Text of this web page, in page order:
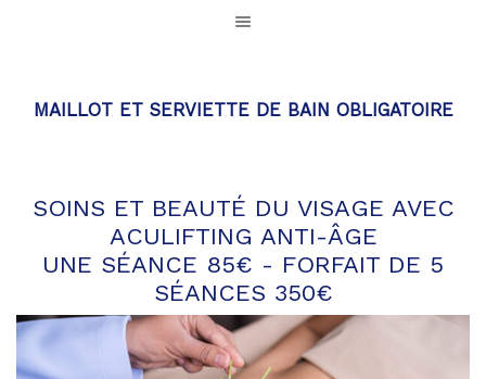
MAILLOT ET SERVIETTE DE BAIN OBLIGATOIRE
SOINS ET BEAUTÉ DU VISAGE AVEC
ACULIFTING ANTI-ÂGE
UNE SÉANCE 85€ - FORFAIT DE 5
SÉANCES 350€